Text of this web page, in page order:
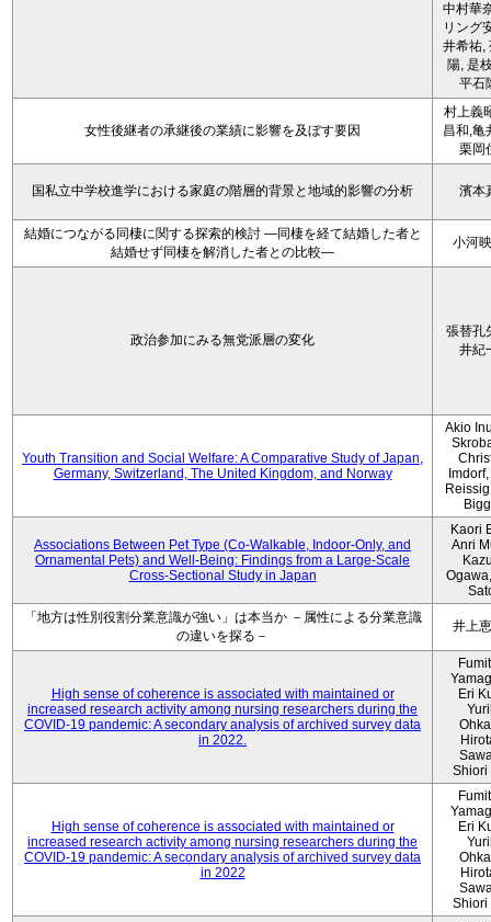
中村華
リング
井希祐,
陽, 是
平石
女性後継者の承継後の業績に影響を及ぼす要因
村上義
昌和,亀
栗岡
国私立中学校進学における家庭の階層的背景と地域的影響の分析 濱本
結婚につながる同棲に関する探索的検討 ―同棲を経て結婚した者と
結婚せず同棲を解消した者との比較―
小河
政治参加にみる無党派層の変化
張替孔
井紀
Youth Transition and Social Welfare: A Comparative Study of Japan,
Germany, Switzerland, The United Kingdom, and Norway
Akio
Associations Between Pet Type (Co-Walkable, Indoor-Only, and
Ornamental Pets) and Well-Being: Findings from a Large-Scale
Cross-Sectional Study in Japan
Kaori
Anri
「地方は性別役割分業意識が強い」は本当か －属性による分業意識
の違いを探る－
井上
High sense of coherence is associated with maintained or
increased research activity among nursing researchers during the
COVID-19 pandemic: A secondary analysis of archived survey data
in 2022.
Eri
Shiori
High sense of coherence is associated with maintained or
increased research activity among nursing researchers during the
COVID-19 pandemic: A secondary analysis of archived survey data
in 2022
Eri
Shiori